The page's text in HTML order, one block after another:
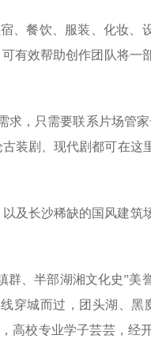
、餐饮、服装、化妆、
有效帮助创作团队将一
，只需要联系片场管
装剧、现代剧都可在这
及长沙稀缺的国风建筑
、半部湖湘文化史”美
穿城而过，团头湖、
高校专业学子芸芸，经